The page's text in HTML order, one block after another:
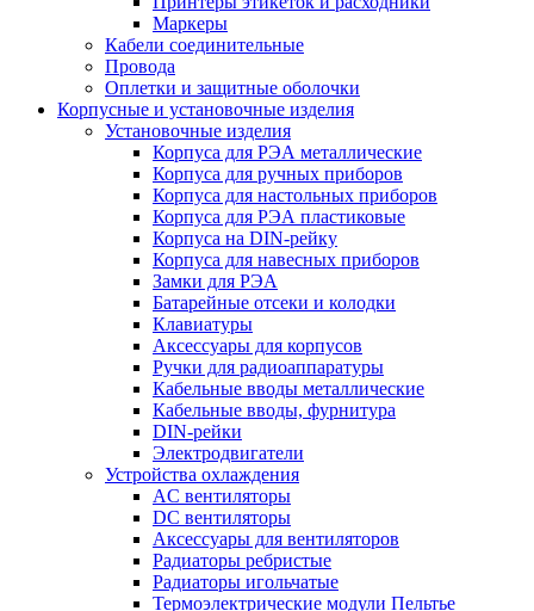
Маркеры
Кабели соединительные
Провода
Оплетки и защитные оболочки
Корпусные и установочные изделия
Установочные изделия
Корпуса для РЭА металлические
Корпуса для ручных приборов
Корпуса для настольных приборов
Корпуса для РЭА пластиковые
Корпуса на DIN-рейку
Корпуса для навесных приборов
Замки для РЭА
Батарейные отсеки и колодки
Клавиатуры
Аксессуары для корпусов
Ручки для радиоаппаратуры
Кабельные вводы металлические
Кабельные вводы, фурнитура
DIN-рейки
Электродвигатели
Устройства охлаждения
AC вентиляторы
DC вентиляторы
Аксессуары для вентиляторов
Радиаторы ребристые
Радиаторы игольчатые
Термоэлектрические модули Пельтье